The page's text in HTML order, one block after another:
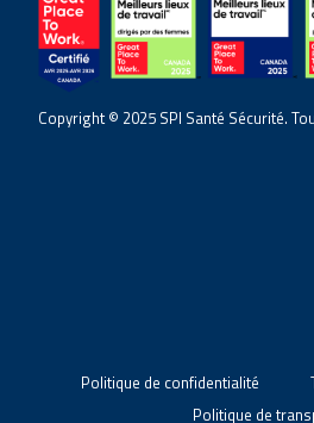
Copyright © 2025 SPI Santé Sécurité.
Politique de confidentialité
Politique de